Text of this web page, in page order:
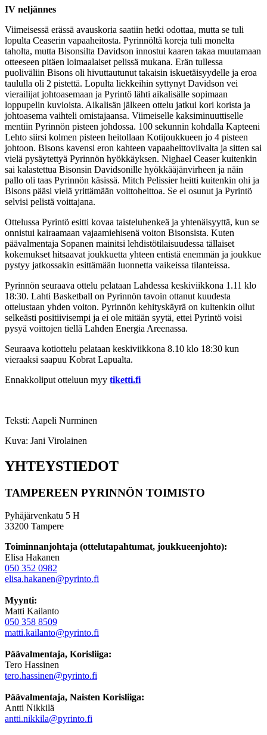
IV neljännes
Viimeisessä erässä avauskoria saatiin hetki odottaa, mutta se tuli
lopulta Ceaserin vapaaheitosta. Pyrinnöltä koreja tuli monelta
taholta, mutta Bisonsilta Davidson innostui kaaren takaa muutamaan
otteeseen pitäen loimaalaiset pelissä mukana. Erän tullessa
puoliväliin Bisons oli hivuttautunut takaisin iskuetäisyydelle ja eroa
taululla oli 2 pistettä. Lopulta liekkeihin syttynyt Davidson vei
vierailijat johtoasemaan ja Pyrintö lähti aikalisälle sopimaan
loppupelin kuvioista. Aikalisän jälkeen ottelu jatkui kori korista ja
johtoasema vaihteli omistajaansa. Viimeiselle kaksiminuuttiselle
mentiin Pyrinnön pisteen johdossa. 100 sekunnin kohdalla Kapteeni
Lehto siirsi kolmen pisteen heitollaan Kotijoukkueen jo 4 pisteen
johtoon. Bisons kavensi eron kahteen vapaaheittoviivalta ja sitten sai
vielä pysäytettyä Pyrinnön hyökkäyksen. Nighael Ceaser kuitenkin
sai kalastettua Bisonsin Davidsonille hyökkääjänvirheen ja näin
pallo oli taas Pyrinnön käsissä. Mitch Pelissier heitti kuitenkin ohi ja
Bisons pääsi vielä yrittämään voittoheittoa. Se ei osunut ja Pyrintö
selvisi pelistä voittajana.
Ottelussa Pyrintö esitti kovaa taisteluhenkeä ja yhtenäisyyttä, kun se
onnistui kairaamaan vajaamiehisenä voiton Bisonsista. Kuten
päävalmentaja Sopanen mainitsi lehdistötilaisuudessa tällaiset
kokemukset hitsaavat joukkuetta yhteen entistä enemmän ja joukkue
pystyy jatkossakin esittämään luonnetta vaikeissa tilanteissa.
Pyrinnön seuraava ottelu pelataan Lahdessa keskiviikkona 1.11 klo
18:30. Lahti Basketball on Pyrinnön tavoin ottanut kuudesta
ottelustaan yhden voiton. Pyrinnön kehityskäyrä on kuitenkin ollut
selkeästi positiivisempi ja ei ole mitään syytä, ettei Pyrintö voisi
pysyä voittojen tiellä Lahden Energia Areenassa.
Seuraava kotiottelu pelataan keskiviikkona 8.10 klo 18:30 kun
vieraaksi saapuu Kobrat Lapualta.
Ennakkoliput otteluun myy tiketti.fi
Teksti: Aapeli Nurminen
Kuva: Jani Virolainen
YHTEYSTIEDOT
TAMPEREEN PYRINNÖN TOIMISTO
Pyhäjärvenkatu 5 H
33200 Tampere
Toiminnanjohtaja (ottelutapahtumat, joukkueenjohto):
Elisa Hakanen
050 352 0982
elisa.hakanen@pyrinto.fi
Myynti:
Matti Kailanto
050 358 8509
matti.kailanto@pyrinto.fi
Päävalmentaja, Korisliiga:
Tero Hassinen
tero.hassinen@pyrinto.fi
Päävalmentaja, Naisten Korisliiga:
Antti Nikkilä
antti.nikkila@pyrinto.fi